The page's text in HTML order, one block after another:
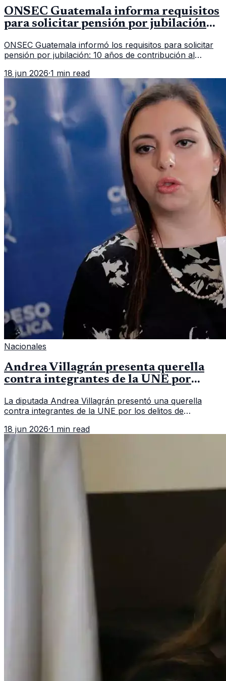
ONSEC Guatemala informa requisitos
para solicitar pensión por jubilación
ONSEC Guatemala informó los requisitos para solicitar
pensión por jubilación: 10 años de contribución al
importar edad.
18 jun 2026·1 min read
Nacionales
Andrea Villagrán presenta querella
contra integrantes de la UNE por
La diputada Andrea Villagrán presentó una querella
contra integrantes de la UNE por los delitos de
18 jun 2026·1 min read